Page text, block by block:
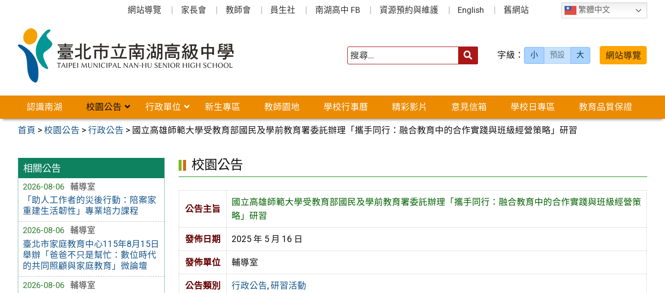
繁體中文
網站導覽 家長會 教師會 員生社 南湖高中 FB 資源預約與維護 English 舊網站
字級： 小 預設 大 網站導覽
認識南湖 校園公告 行政單位 新生專區 教師園地 學校行事曆 精彩影片 意見信箱 學校日專區 教育品質保證
首頁 >校園公告 >行政公告 > 國立高雄師範大學受教育部國民及學前教育署委託辦理「攜手同行：融合教育中的合作實踐與班級經營策略」研習
相關公告
2026-08-06
輔導室
「助人工作者的災後行動：陪案家
重建生活韌性」專業培力課程
2026-08-06
輔導室
臺北市家庭教育中心115年8月15日
舉辦「爸爸不只是幫忙：數位時代
的共同照顧與家庭教育」微論壇
2026-08-06
輔導室
校園公告
公告主旨
國立高雄師範大學受教育部國民及學前教育署委託辦理「攜手同行：融合教育中的合作實踐與班級經營策
略」研習
發佈日期 2025 年 5 月 16 日
發佈單位 輔導室
公告類別 行政公告, 研習活動